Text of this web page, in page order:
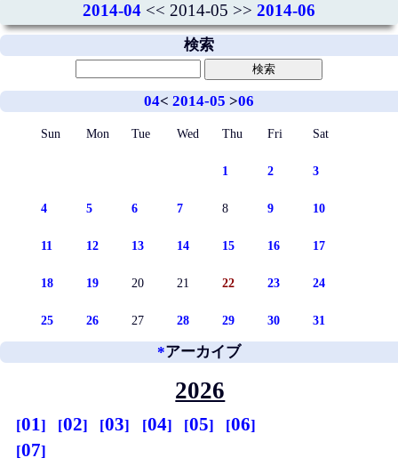
2014-04 << 2014-05 >> 2014-06
検索
04< 2014-05 >06
Sun Mon Tue Wed Thu Fri Sat
1 2 3
4 5 6 7 8 9 10
11 12 13 14 15 16 17
18 19 20 21 22 23 24
25 26 27 28 29 30 31
*アーカイブ
2026
01 02 03 04 05
06
07